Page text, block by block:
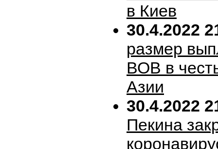
в Киев
30.4.2022
размер
ВОВ в
Азии
30.4.2022
Пекина